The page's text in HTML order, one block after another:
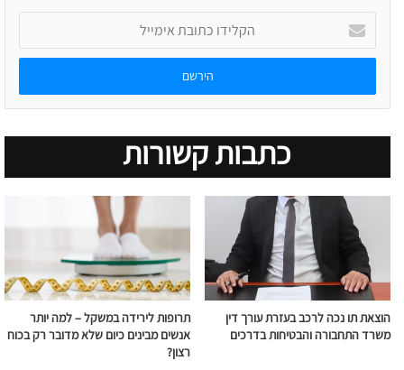
הקלידו
כתובת
אימייל
כתבות קשורות
הוצאת תו נכה לרכב בעזרת עורך דין
משרד התחבורה והבטיחות בדרכים
תרופות לירידה במשקל – למה יותר
אנשים מבינים כיום שלא מדובר רק בכוח
רצון?